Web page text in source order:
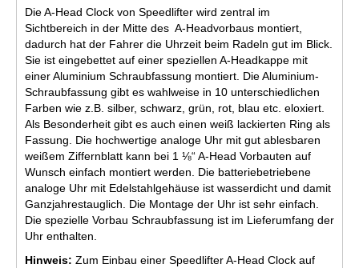
Die A-Head Clock von Speedlifter wird zentral im
Sichtbereich in der Mitte des A-Headvorbaus montiert,
dadurch hat der Fahrer die Uhrzeit beim Radeln gut im Blick.
Sie ist eingebettet auf einer speziellen A-Headkappe mit
einer Aluminium Schraubfassung montiert. Die Aluminium-
Schraubfassung gibt es wahlweise in 10 unterschiedlichen
Farben wie z.B. silber, schwarz, grün, rot, blau etc. eloxiert.
Als Besonderheit gibt es auch einen weiß lackierten Ring als
Fassung. Die hochwertige analoge Uhr mit gut ablesbaren
weißem Ziffernblatt kann bei 1 ⅛“ A-Head Vorbauten auf
Wunsch einfach montiert werden. Die batteriebetriebene
analoge Uhr mit Edelstahlgehäuse ist wasserdicht und damit
Ganzjahrestauglich. Die Montage der Uhr ist sehr einfach.
Die spezielle Vorbau Schraubfassung ist im Lieferumfang der
Uhr enthalten.
Hinweis: Zum Einbau einer Speedlifter A-Head Clock auf